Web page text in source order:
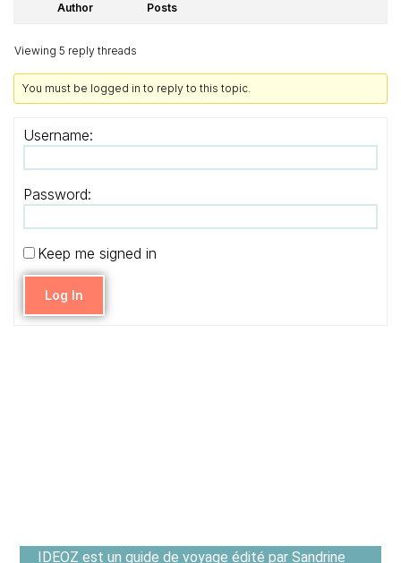
Author Posts
Viewing 5 reply threads
You must be logged in to reply to this topic.
Username:
Password:
Keep me signed in
Log In
IDEOZ est un guide de voyage édité par Sandrine